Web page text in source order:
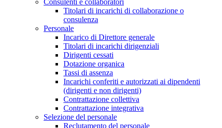
Consulenti e collaboratori
Titolari di incarichi di collaborazione o
consulenza
Personale
Incarico di Direttore generale
Titolari di incarichi dirigenziali
Dirigenti cessati
Dotazione organica
Tassi di assenza
Incarichi conferiti e autorizzati ai dipendenti
(dirigenti e non dirigenti)
Contrattazione collettiva
Contrattazione integrativa
Selezione del personale
Reclutamento del personale